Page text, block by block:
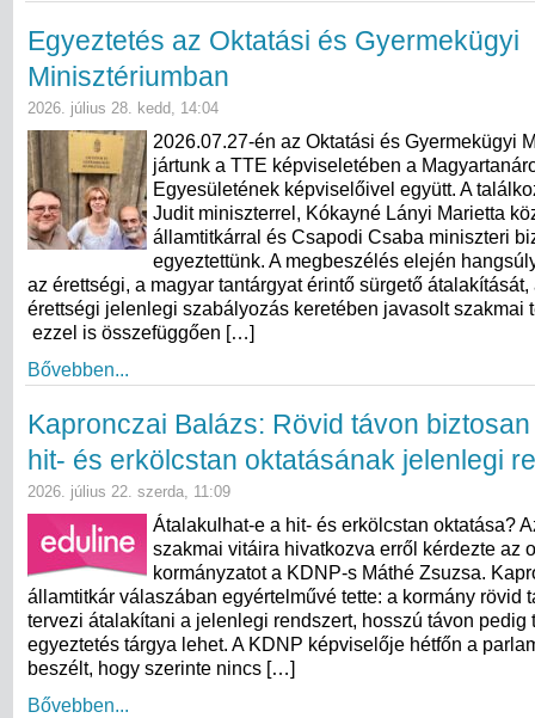
Egyeztetés az Oktatási és Gyermekügyi
Minisztériumban
2026. július 28. kedd, 14:04
2026.07.27-én az Oktatási és Gyermekügyi
jártunk a TTE képviseletében a
Egyesületének képviselőivel együtt. A
Judit miniszterrel, Kókayné Lányi Marietta
államtitkárral és Csapodi Csaba miniszteri
egyeztettünk. A megbeszélés elején
az érettségi, a magyar tantárgyat érintő sürgető átalakítását,
érettségi jelenlegi szabályozás keretében javasolt szakmai
ezzel is összefüggően […]
Bővebben...
Kapronczai Balázs: Rövid távon
hit- és erkölcstan oktatásának jelenlegi
2026. július 22. szerda, 11:09
Átalakulhat-e a hit- és erkölcstan oktatása?
szakmai vitáira hivatkozva erről kérdezte az
kormányzatot a KDNP-s Máthé Zsuzsa.
államtitkár válaszában egyértelművé tette: a kormány rövid
tervezi átalakítani a jelenlegi rendszert, hosszú távon pedig
egyeztetés tárgya lehet. A KDNP képviselője hétfőn a
beszélt, hogy szerinte nincs […]
Bővebben...